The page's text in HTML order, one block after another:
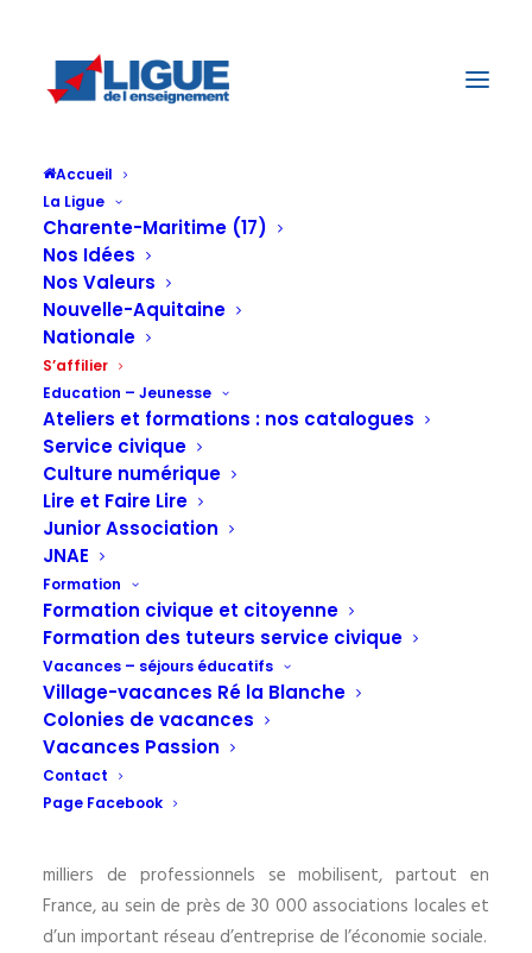
Accueil
La Ligue
Charente-Maritime (17)
Nos Idées
Nos Valeurs
Nouvelle-Aquitaine
Nationale
S’affilier
Education – Jeunesse
Ateliers et formations : nos catalogues
Service civique
Culture numérique
Lire et Faire Lire
Junior Association
JNAE
Formation
Formation civique et citoyenne
Formation des tuteurs service civique
Vacances – séjours éducatifs
Village-vacances Ré la Blanche
Colonies de vacances
Vacances Passion
Contact
Page Facebook
LAICITE, DEMOCRATIE,
SOLIDARITE, LIBERTE,
JUSTICE & FRATERNITE
Laïque et indépendante, la Ligue de l’enseignement
réunit des hommes et des femmes qui agissent au
quotidien pour faire vivre la citoyenneté en favorisant
l’accès de tous à l’éducation, la culture, les loisirs ou le
sport.
milliers de professionnels se mobilisent, partout en
France, au sein de près de 30 000 associations locales et
d’un important réseau d’entreprise de l’économie sociale.